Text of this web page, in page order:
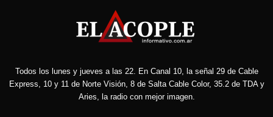
Todos los lunes y jueves a las 22. En Canal 10, la señal 29 de Cable
Express, 10 y 11 de Norte Visión, 8 de Salta Cable Color, 35.2 de TDA y
Aries, la radio con mejor imagen.